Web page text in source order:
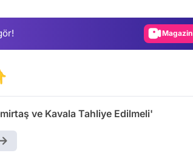
Magazin
ve Kavala Tahliye Edilmeli'